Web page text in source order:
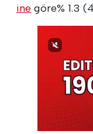
ine göre% 1.3